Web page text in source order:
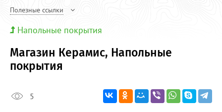
Полезные ссылки
Напольные покрытия
Магазин Керамис, Напольные
покрытия
5